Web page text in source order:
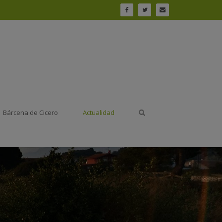
Bárcena de Cicero Actualidad